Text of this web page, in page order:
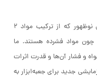
دکتر یاکوییچ گفت : ” هر گونه ویژگی نوظهور که از ترکیب مواد ۲
مواد فشرده هستند. ما
و فشار آن‌ها و قدرت اثرات
جدید برای جعبه‌ابزار به